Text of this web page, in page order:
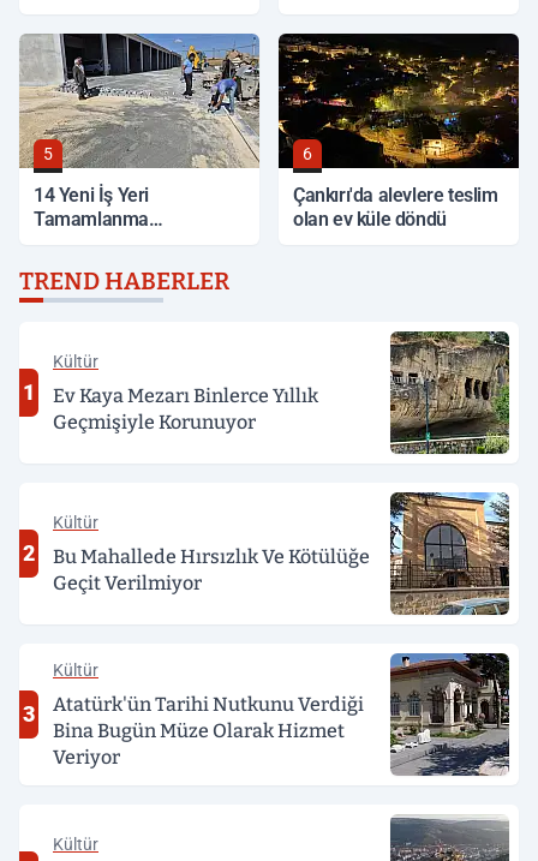
5
14 Yeni İş Yeri
Tamamlanma
6
Çankırı'da alevlere teslim
olan ev küle döndü
TREND HABERLER
1
Kültür
Ev Kaya Mezarı Binlerce Yıllık
Geçmişiyle Korunuyor
2
Kültür
Bu Mahallede Hırsızlık Ve Kötülüğe
Geçit Verilmiyor
3
Kültür
Atatürk'ün Tarihi Nutkunu Verdiği
Bina Bugün Müze Olarak Hizmet
Veriyor
Kültür